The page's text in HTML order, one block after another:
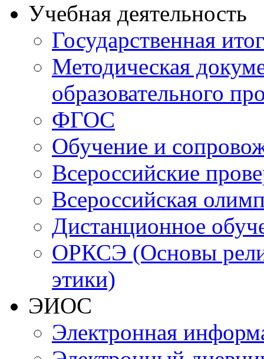
Учебная деятельность
Государственная
Методическая
образовательного
ФГОС
Обучение и
Всероссийские
Всероссийская
Дистанционное
ОРКСЭ (Основы
этики)
ЭИОС
Электронная